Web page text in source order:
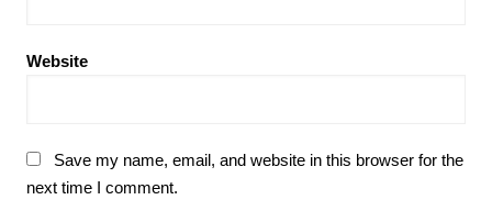
Website
Save my name, email, and website in this browser for the
next time I comment.